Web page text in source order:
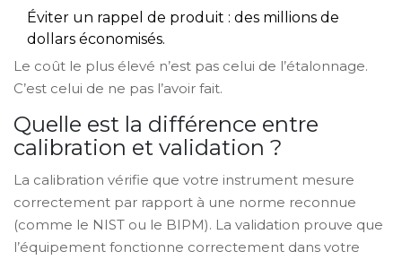
Éviter un rappel de produit : des millions de
dollars économisés.
Le coût le plus élevé n’est pas celui de l’étalonnage.
C’est celui de ne pas l’avoir fait.
Quelle est la différence entre
calibration et validation ?
La calibration vérifie que votre instrument mesure
correctement par rapport à une norme reconnue
(comme le NIST ou le BIPM). La validation prouve que
l’équipement fonctionne correctement dans votre